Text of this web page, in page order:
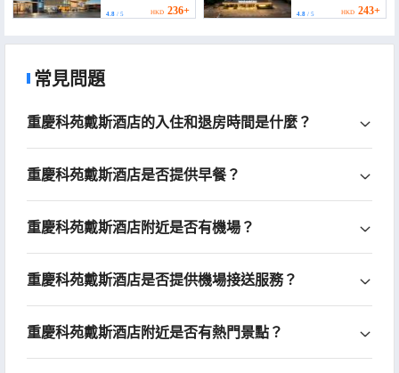
Shapingba High speed
Railway Station))
4.8 / 5 HKD 236+
(Ciqikou
BranchShapingba High
4.8/ 5 HKD 243+
常見問題
重慶科苑戴斯酒店的入住和退房時間是什麼？
重慶科苑戴斯酒店是否提供早餐？
重慶科苑戴斯酒店附近是否有機場？
重慶科苑戴斯酒店是否提供機場接送服務？
重慶科苑戴斯酒店附近是否有熱門景點？